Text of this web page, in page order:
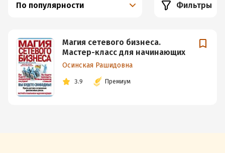
По популярности Фильтры
Магия сетевого бизнеса.
Мастер-класс для начинающих
Осинская Рашидовна
3.9 Премиум